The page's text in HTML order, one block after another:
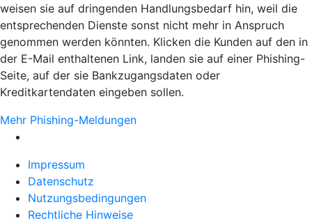
weisen sie auf dringenden Handlungsbedarf hin, weil die
entsprechenden Dienste sonst nicht mehr in Anspruch
genommen werden könnten. Klicken die Kunden auf den in
der E-Mail enthaltenen Link, landen sie auf einer Phishing-
Seite, auf der sie Bankzugangsdaten oder
Kreditkartendaten eingeben sollen.
Mehr Phishing-Meldungen
Impressum
Datenschutz
Nutzungsbedingungen
Rechtliche Hinweise